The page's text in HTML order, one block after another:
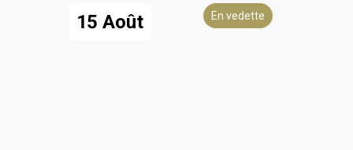
15 Août En vedette